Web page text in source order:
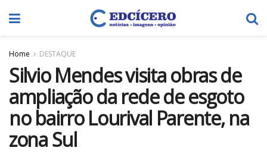
Home DESTAQUE
Silvio Mendes visita obras de
ampliação da rede de esgoto
no bairro Lourival Parente, na
zona Sul